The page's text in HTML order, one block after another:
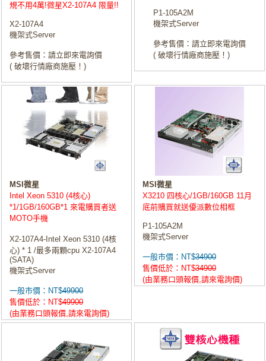
規不用4萬!微星X2-107A4 限量!!
X2-107A4
機架式Server
參考售價：請立即來電詢價
( 破壞行情廠商施壓！)
P1-105A2M
機架式Server
參考售價：請立即來電詢價
( 破壞行情廠商施壓！)
MSI微星
Intel Xeon 5310 (4核心)
*1/1GB/160GB*1 來電購買者送
MOTO手機
X2-107A4-Intel Xeon 5310 (4核
心) * 1 /最多兩顆cpu X2-107A4
(SATA)
機架式Server
一般市價：NT$49900
售價低於：NT$49900
(由業務口頭報價,請來電詢價)
MSI微星
X3210 四核心/1GB/160GB 11月
底前購買就送優派數位相框
P1-105A2M
機架式Server
一般市價：NT$34900
售價低於：NT$34900
(由業務口頭報價,請來電詢價)